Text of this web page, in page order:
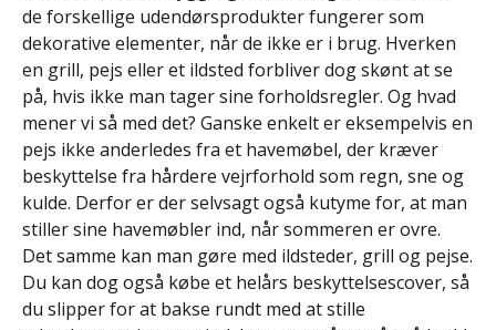
de forskellige udendørsprodukter fungerer som
dekorative elementer, når de ikke er i brug. Hverken
en grill, pejs eller et ildsted forbliver dog skønt at se
på, hvis ikke man tager sine forholdsregler. Og hvad
mener vi så med det? Ganske enkelt er eksempelvis en
pejs ikke anderledes fra et havemøbel, der kræver
beskyttelse fra hårdere vejrforhold som regn, sne og
kulde. Derfor er der selvsagt også kutyme for, at man
stiller sine havemøbler ind, når sommeren er ovre.
Det samme kan man gøre med ildsteder, grill og pejse.
Du kan dog også købe et helårs beskyttelsescover, så
du slipper for at bakse rundt med at stille